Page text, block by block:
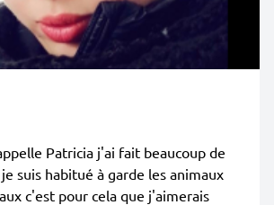
Patricia j'ai fait beaucoup de
suis habitué à garde les animaux
c'est pour cela que j'aimerais